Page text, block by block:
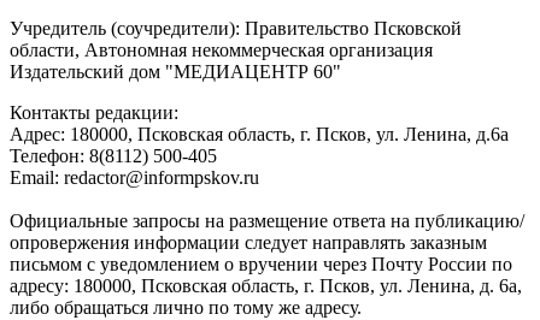
Учредитель (соучредители): Правительство Псковской
области, Автономная некоммерческая организация
Издательский дом "МЕДИАЦЕНТР 60"
Контакты редакции:
Адреc: 180000, Псковская область, г. Псков, ул. Ленина, д.6а
Телефон: 8(8112) 500-405
Email: redactor@informpskov.ru
Официальные запросы на размещение ответа на публикацию/
опровержения информации следует направлять заказным
письмом с уведомлением о вручении через Почту России по
адресу: 180000, Псковская область, г. Псков, ул. Ленина, д. 6а,
либо обращаться лично по тому же адресу.